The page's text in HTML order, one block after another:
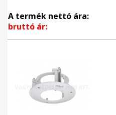
A termék nettó ára:
bruttó ár: